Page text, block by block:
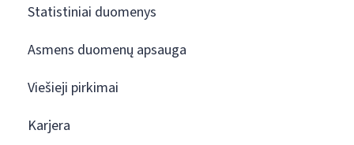
Statistiniai duomenys
Asmens duomenų apsauga
Viešieji pirkimai
Karjera